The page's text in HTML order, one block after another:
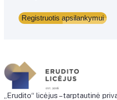
Registruotis apsilankymui
„Erudito“ licėjus – tarptautinė